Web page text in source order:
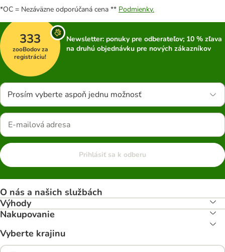
*OC = Nezáväzne odporúčaná cena ** Podmienky.
333
zooBodov za
registráciu!
Newsletter: ponuky pre odberateľov; 10 % zľava
na druhú objednávku pre nových zákazníkov
Prosím vyberte aspoň jednu možnosť
Prihlásiť sa k odberu
O nás a našich službách
Výhody
Nakupovanie
Vyberte krajinu